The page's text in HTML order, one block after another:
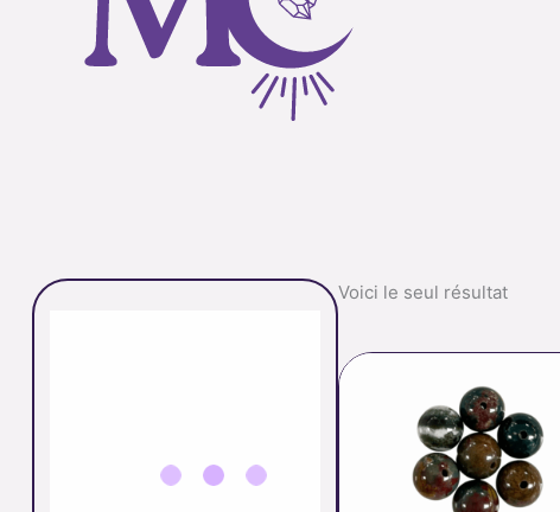
Voici le seul résultat
0.45 €
à
9.00 €